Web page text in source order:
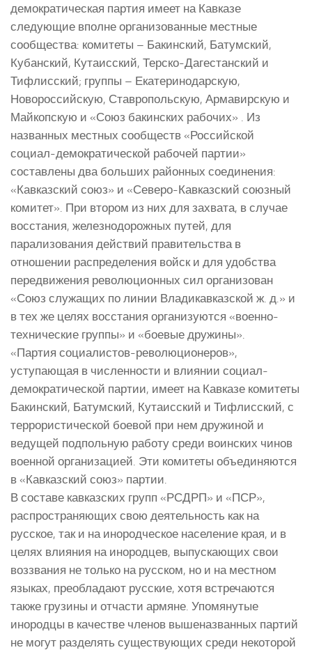
демократическая партия имеет на Кавказе
следующие вполне организованные местные
сообщества: комитеты – Бакинский, Батумский,
Кубанский, Кутаисский, Терско-Дагестанский и
Тифлисский; группы – Екатеринодарскую,
Новороссийскую, Ставропольскую, Армавирскую и
Майкопскую и «Союз бакинских рабочих» . Из
названных местных сообществ «Российской
социал-демократической рабочей партии»
составлены два больших районных соединения:
«Кавказский союз» и «Северо-Кавказский союзный
комитет». При втором из них для захвата, в случае
восстания, железнодорожных путей, для
парализования действий правительства в
отношении распределения войск и для удобства
передвижения революционных сил организован
«Союз служащих по линии Владикавказской ж. д.» и
в тех же целях восстания организуются «военно-
технические группы» и «боевые дружины».
«Партия социалистов-революционеров»,
уступающая в численности и влиянии социал-
демократической партии, имеет на Кавказе комитеты
Бакинский, Батумский, Кутаисский и Тифлисский, с
террористической боевой при нем дружиной и
ведущей подпольную работу среди воинских чинов
военной организацией. Эти комитеты объединяются
в «Кавказский союз» партии.
В составе кавказских групп «РСДРП» и «ПСР»,
распространяющих свою деятельность как на
русское, так и на инородческое население края, и в
целях влияния на инородцев, выпускающих свои
воззвания не только на русском, но и на местном
языках, преобладают русские, хотя встречаются
также грузины и отчасти армяне. Упомянутые
инородцы в качестве членов вышеназванных партий
не могут разделять существующих среди некоторой